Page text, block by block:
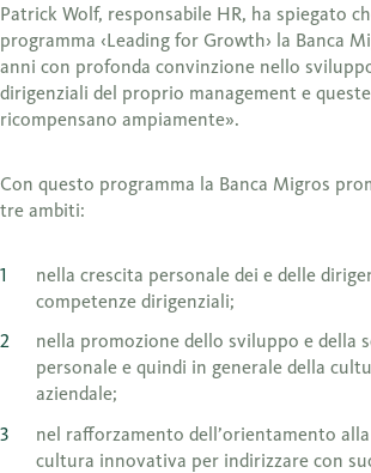
Patrick Wolf, responsabile HR, ha spiegato
programma ‹Leading for Growth› la Banca
anni con profonda convinzione nello
dirigenziali del proprio management e
ricompensano ampiamente».
Con questo programma la Banca Migros
tre ambiti:
nella crescita personale dei e delle
competenze dirigenziali;
nella promozione dello sviluppo e della
personale e quindi in generale della
aziendale;
nel rafforzamento dell’orientamento
cultura innovativa per indirizzare con